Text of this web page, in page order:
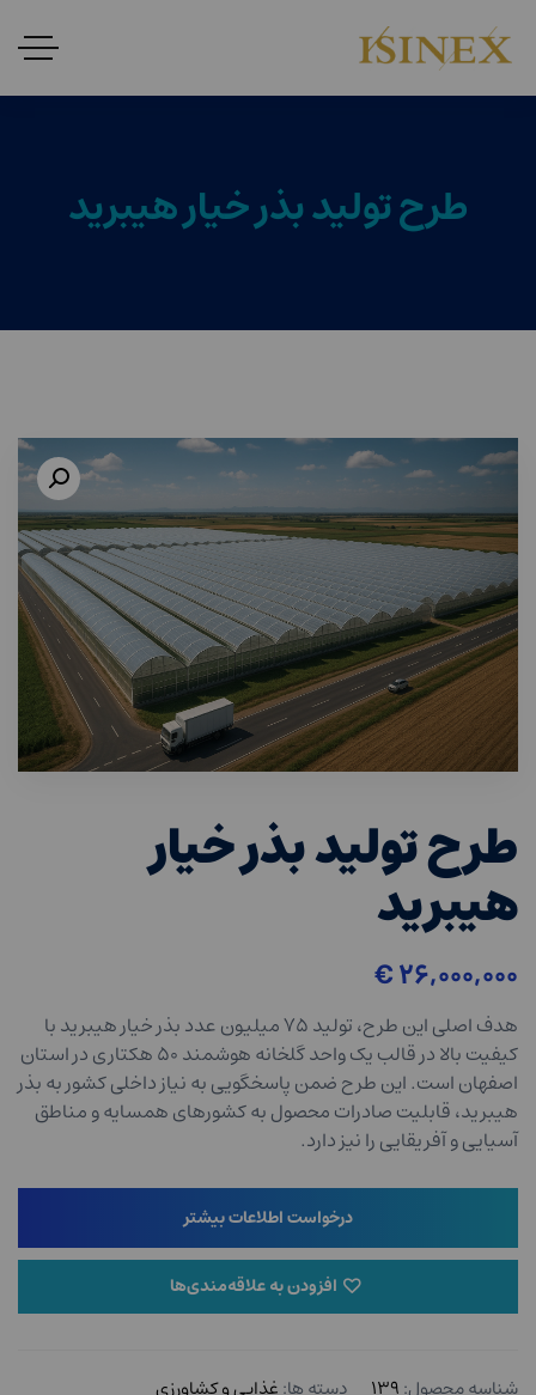
طرح تولید بذر خیار هیبرید
طرح تولید بذر خیار
هیبرید
€۲۶,۰۰۰,۰۰۰
هدف اصلی این طرح، تولید ۷۵ میلیون عدد بذر خیار هیبرید با
کیفیت بالا در قالب یک واحد گلخانه هوشمند ۵۰ هکتاری در استان
اصفهان است. این طرح ضمن پاسخگویی به نیاز داخلی کشور به بذر
هیبرید، قابلیت صادرات محصول به کشورهای همسایه و مناطق
آسیایی و آفریقایی را نیز دارد.
درخواست اطلاعات بیشتر
افزودن به علاقه‌مندی‌ها
شناسه محصول:۱۳۹ دسته ها:غذایی و کشاورزی